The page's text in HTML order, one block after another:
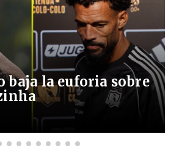
baja la euforia sobre